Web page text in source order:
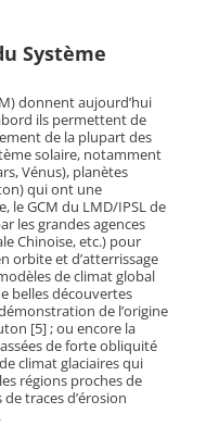
Système
donnent aujourd’hui
ils permettent de
de la plupart des
solaire, notamment
Vénus), planètes
qui ont une
le GCM du LMD/IPSL de
les grandes agences
Chinoise, etc.) pour
orbite et d’atterrissage
de climat global
belles découvertes
de l’origine
[5] ; ou encore la
de forte obliquité
climat glaciaires qui
régions proches de
traces d’érosion